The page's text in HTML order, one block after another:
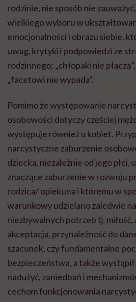
rodzinie, nie sposób nie
wielkiego wyboru w
emocjonalności i obrazu siebie,
uwag, krytyki i podpowiedzi ze
rodzinnego; „chłopaki nie
„facetowi nie wypada”.
Pomimo że występowanie
osobowości dotyczy częściej
występuje również u kobiet.
narcystyczne zaburzenie
dziecka, niezależnie od jego płci,
znaczące zaburzenie w rozwoju
rodzica/ opiekuna i któremu w
warunkowy udzielano zaledwie
niezbywalnych potrzeb tj. miłość,
akceptacja, przynależność do
szacunek, czy fundamentalne
bezpieczeństwa, a także
nadużyć, zaniedbań i
cechom funkcjonowania